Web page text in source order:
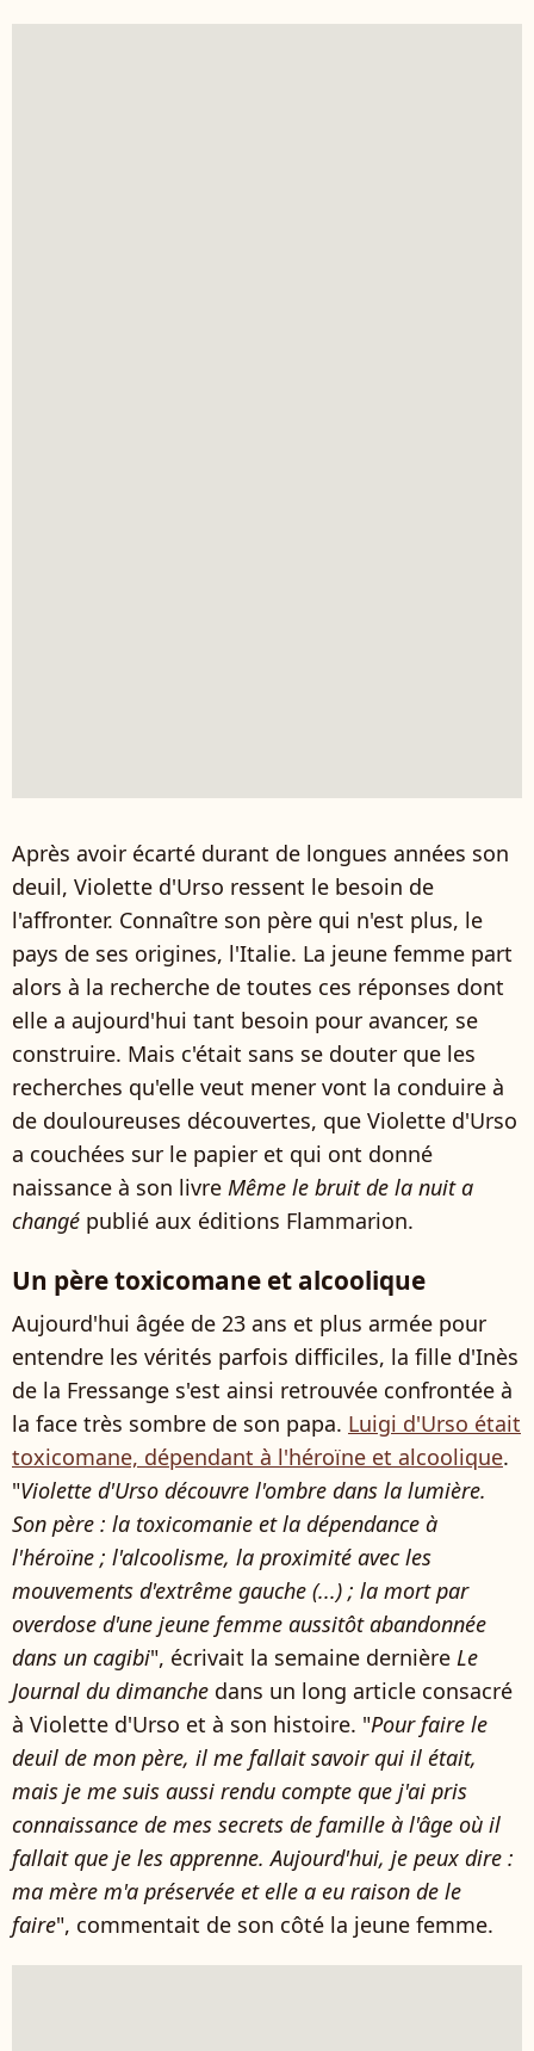
Après avoir écarté durant de longues années son
deuil, Violette d'Urso ressent le besoin de
l'affronter. Connaître son père qui n'est plus, le
pays de ses origines, l'Italie. La jeune femme part
alors à la recherche de toutes ces réponses dont
elle a aujourd'hui tant besoin pour avancer, se
construire. Mais c'était sans se douter que les
recherches qu'elle veut mener vont la conduire à
de douloureuses découvertes, que Violette d'Urso
a couchées sur le papier et qui ont donné
naissance à son livre Même le bruit de la nuit a
changé publié aux éditions Flammarion.
Un père toxicomane et alcoolique
Aujourd'hui âgée de 23 ans et plus armée pour
entendre les vérités parfois difficiles, la fille d'Inès
de la Fressange s'est ainsi retrouvée confrontée à
la face très sombre de son papa. Luigi d'Urso était
toxicomane, dépendant à l'héroïne et alcoolique.
"Violette d'Urso découvre l'ombre dans la lumière.
Son père : la toxicomanie et la dépendance à
l'héroïne ; l'alcoolisme, la proximité avec les
mouvements d'extrême gauche (...) ; la mort par
overdose d'une jeune femme aussitôt abandonnée
dans un cagibi", écrivait la semaine dernière Le
Journal du dimanche dans un long article consacré
à Violette d'Urso et à son histoire. "Pour faire le
deuil de mon père, il me fallait savoir qui il était,
mais je me suis aussi rendu compte que j'ai pris
connaissance de mes secrets de famille à l'âge où il
fallait que je les apprenne. Aujourd'hui, je peux dire :
ma mère m'a préservée et elle a eu raison de le
faire", commentait de son côté la jeune femme.